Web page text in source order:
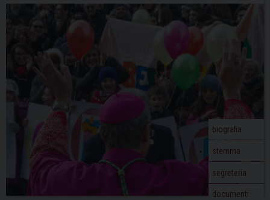
biografia
stemma
segreteria
documenti